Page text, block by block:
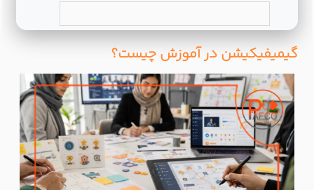
گیمیفیکیشن در آموزش چیست؟